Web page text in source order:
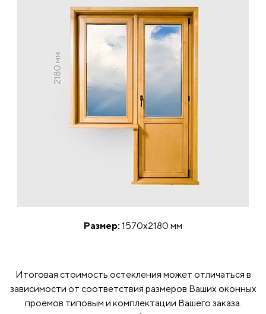
Размер: 1570x2180 мм
Итоговая стоимость остекления может отличаться в
зависимости от соответствия размеров Ваших оконных
проемов типовым и комплектации Вашего заказа.